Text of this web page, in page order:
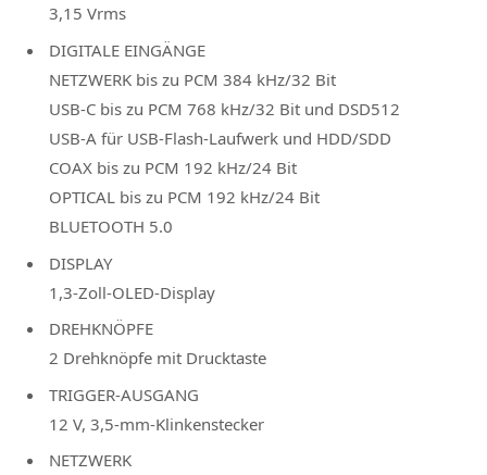
3,15 Vrms
DIGITALE EINGÄNGE
NETZWERK bis zu PCM 384 kHz/32 Bit
USB-C bis zu PCM 768 kHz/32 Bit und DSD512
USB-A für USB-Flash-Laufwerk und HDD/SDD
COAX bis zu PCM 192 kHz/24 Bit
OPTICAL bis zu PCM 192 kHz/24 Bit
BLUETOOTH 5.0
DISPLAY
1,3-Zoll-OLED-Display
DREHKNÖPFE
2 Drehknöpfe mit Drucktaste
TRIGGER-AUSGANG
12 V, 3,5-mm-Klinkenstecker
NETZWERK